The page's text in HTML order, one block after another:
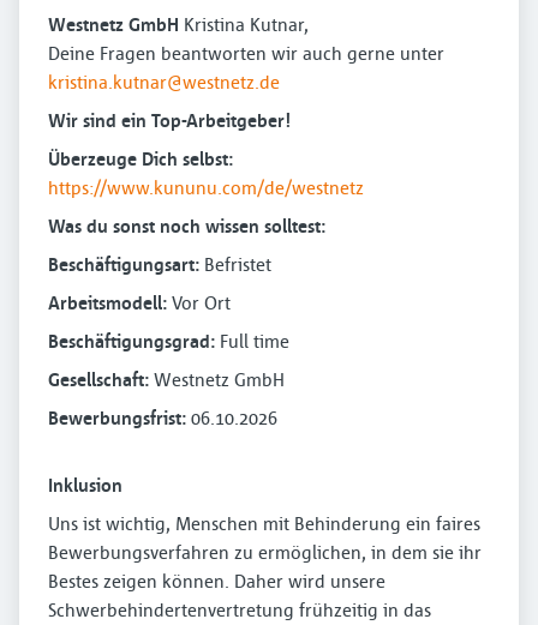
Westnetz GmbH Kristina Kutnar,
Deine Fragen beantworten wir auch gerne unter
kristina.kutnar@westnetz.de
Wir sind ein Top-Arbeitgeber!
Überzeuge Dich selbst:
https://www.kununu.com/de/westnetz
Was du sonst noch wissen solltest:
Beschäftigungsart: Befristet
Arbeitsmodell: Vor Ort
Beschäftigungsgrad: Full time
Gesellschaft: Westnetz GmbH
Bewerbungsfrist: 06.10.2026
Inklusion
Uns ist wichtig, Menschen mit Behinderung ein faires
Bewerbungsverfahren zu ermöglichen, in dem sie ihr
Bestes zeigen können. Daher wird unsere
Schwerbehindertenvertretung frühzeitig in das